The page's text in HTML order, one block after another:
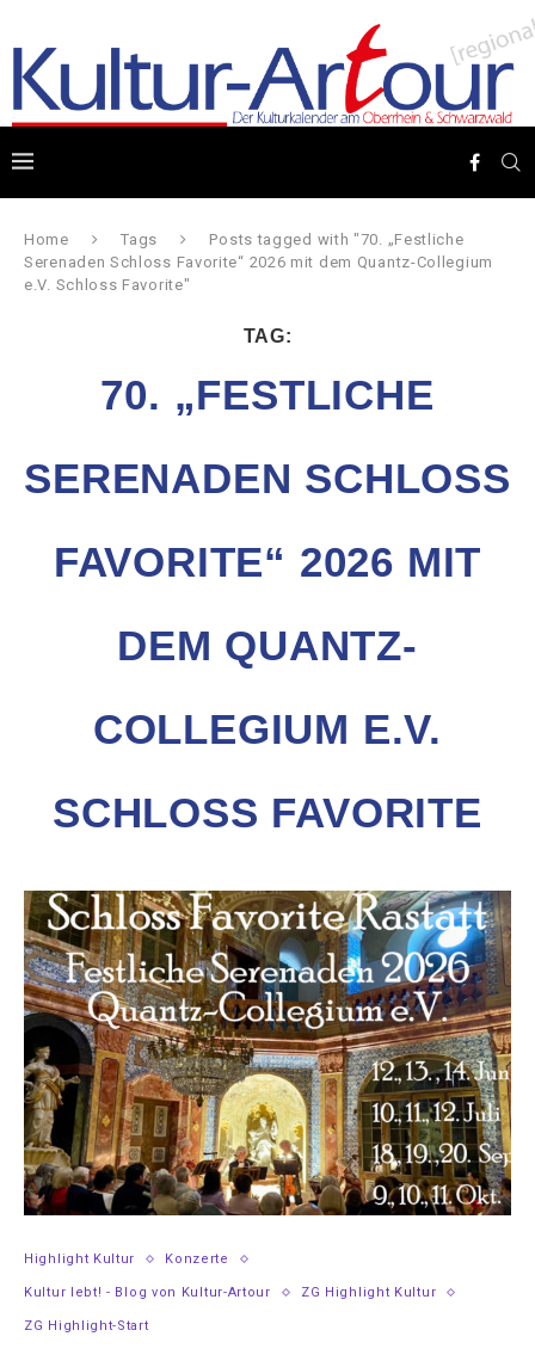
Home Tags
Posts tagged with "70. „Festliche
Serenaden Schloss Favorite“ 2026 mit dem Quantz-Collegium
e.V. Schloss Favorite"
TAG:
70. „FESTLICHE
SERENADEN SCHLOSS
FAVORITE“ 2026 MIT
DEM QUANTZ-
COLLEGIUM E.V.
SCHLOSS FAVORITE
Highlight Kultur Konzerte
Kultur lebt! - Blog von Kultur-Artour ZG Highlight Kultur
ZG Highlight-Start